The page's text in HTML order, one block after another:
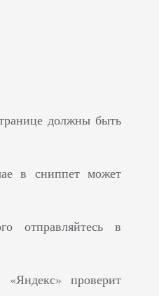
должны быть
в сниппет может
отправляйтесь в
проверит